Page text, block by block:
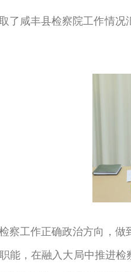
了咸丰县检察院工作情
察工作正确政治方向，
能，在融入大局中推进